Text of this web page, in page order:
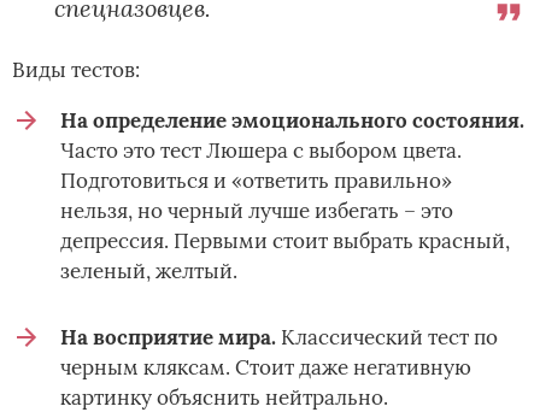
спецназовцев.
Виды тестов:
На определение эмоционального состояния.
Часто это тест Люшера с выбором цвета.
Подготовиться и «ответить правильно»
нельзя, но черный лучше избегать – это
депрессия. Первыми стоит выбрать красный,
зеленый, желтый.
На восприятие мира. Классический тест по
черным кляксам. Стоит даже негативную
картинку объяснить нейтрально.